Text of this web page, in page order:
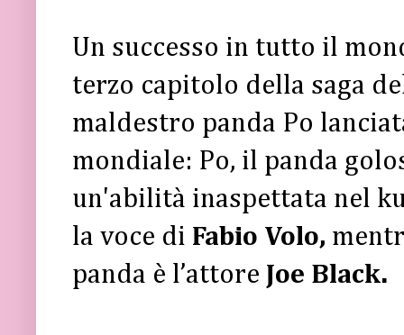
Un successo in tutto il
terzo capitolo della saga
maldestro panda Po
mondiale: Po, il panda
un'abilità inaspettata nel
la voce di Fabio Volo,
panda è l’attore Joe Black.